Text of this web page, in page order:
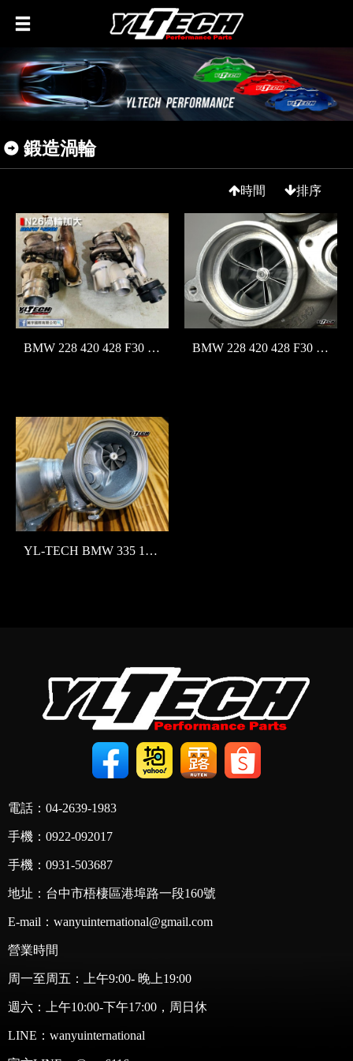
鍛造渦輪
時間 排序
BMW 228 420 428 F30 320 328 F10 520 528 N20 N26 渦輪 加大 改裝 維修 BMW 228 420 428 F30 320 328 F10 520 528 N20 N26 渦輪 加大 改裝 維修
YL-TECH BMW 335 135 535 X6 X3 N54鍛造葉片 渦輪 加大 改裝 吃油
電話：04-2639-1983
手機：0922-092017
手機：0931-503687
地址：台中市梧棲區港埠路一段160號
E-mail：wanyuinternational@gmail.com
營業時間
周一至周五：上午9:00- 晚上19:00
週六：上午10:00-下午17:00，周日休
LINE： wanyuinternational